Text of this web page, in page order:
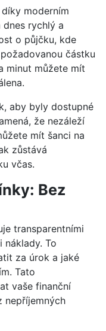
moderním
rychlý a
o půjčku, kde
částku
minut můžete mít
aby byly dostupné
že nezáleží
mít šanci na
zůstává
včas.
Bez
transparentními
náklady. To
za úrok a jaké
Tato
vaše finanční
nepříjemných